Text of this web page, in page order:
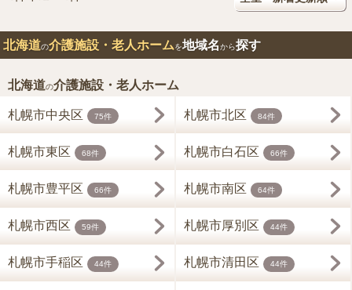
北海道の介護施設・老人ホームを地域名から探す
北海道の介護施設・老人ホーム
札幌市中央区 75件 札幌市北区 84件
札幌市東区 68件 札幌市白石区 66件
札幌市豊平区 66件 札幌市南区 64件
札幌市西区 59件 札幌市厚別区 44件
札幌市手稲区 44件 札幌市清田区 44件